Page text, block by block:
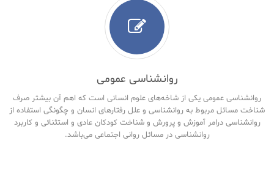
روانشناسی عمومی
روانشناسی عمومی یکی از شاخه‌های علوم انسانی است که اهم آن بیشتر صرف
شناخت مسائل مربوط به روانشناسی و علل رفتارهای انسان و چگونگی استفاده از
روانشناسی درامر آموزش و پرورش و شناخت کودکان عادی و استثنائی و کاربرد
روانشناسی در مسائل روانی اجتماعی می‌باشد.